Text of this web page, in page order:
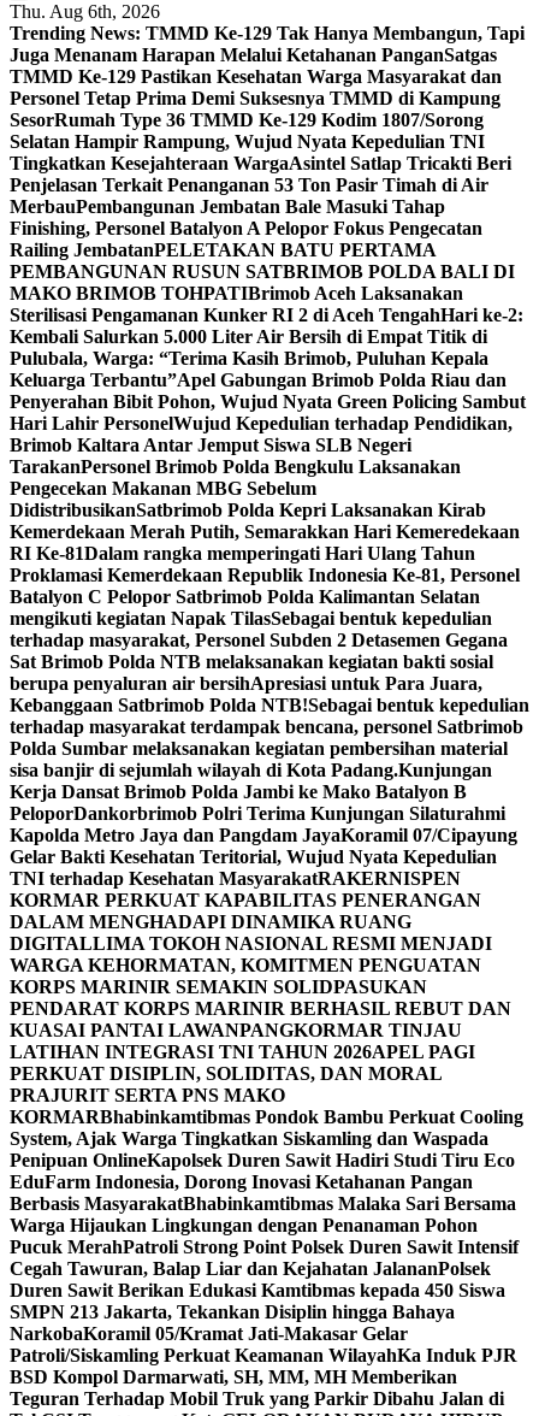
Thu. Aug 6th, 2026
Trending News: TMMD Ke-129 Tak Hanya Membangun, Tapi
Juga Menanam Harapan Melalui Ketahanan PanganSatgas
TMMD Ke-129 Pastikan Kesehatan Warga Masyarakat dan
Personel Tetap Prima Demi Suksesnya TMMD di Kampung
SesorRumah Type 36 TMMD Ke-129 Kodim 1807/Sorong
Selatan Hampir Rampung, Wujud Nyata Kepedulian TNI
Tingkatkan Kesejahteraan WargaAsintel Satlap Tricakti Beri
Penjelasan Terkait Penanganan 53 Ton Pasir Timah di Air
MerbauPembangunan Jembatan Bale Masuki Tahap
Finishing, Personel Batalyon A Pelopor Fokus Pengecatan
Railing JembatanPELETAKAN BATU PERTAMA
PEMBANGUNAN RUSUN SATBRIMOB POLDA BALI DI
MAKO BRIMOB TOHPATIBrimob Aceh Laksanakan
Sterilisasi Pengamanan Kunker RI 2 di Aceh TengahHari ke-2:
Kembali Salurkan 5.000 Liter Air Bersih di Empat Titik di
Pulubala, Warga: “Terima Kasih Brimob, Puluhan Kepala
Keluarga Terbantu”Apel Gabungan Brimob Polda Riau dan
Penyerahan Bibit Pohon, Wujud Nyata Green Policing Sambut
Hari Lahir PersonelWujud Kepedulian terhadap Pendidikan,
Brimob Kaltara Antar Jemput Siswa SLB Negeri
TarakanPersonel Brimob Polda Bengkulu Laksanakan
Pengecekan Makanan MBG Sebelum
DidistribusikanSatbrimob Polda Kepri Laksanakan Kirab
Kemerdekaan Merah Putih, Semarakkan Hari Kemeredekaan
RI Ke-81Dalam rangka memperingati Hari Ulang Tahun
Proklamasi Kemerdekaan Republik Indonesia Ke-81, Personel
Batalyon C Pelopor Satbrimob Polda Kalimantan Selatan
mengikuti kegiatan Napak TilasSebagai bentuk kepedulian
terhadap masyarakat, Personel Subden 2 Detasemen Gegana
Sat Brimob Polda NTB melaksanakan kegiatan bakti sosial
berupa penyaluran air bersihApresiasi untuk Para Juara,
Kebanggaan Satbrimob Polda NTB!Sebagai bentuk kepedulian
terhadap masyarakat terdampak bencana, personel Satbrimob
Polda Sumbar melaksanakan kegiatan pembersihan material
sisa banjir di sejumlah wilayah di Kota Padang.Kunjungan
Kerja Dansat Brimob Polda Jambi ke Mako Batalyon B
PeloporDankorbrimob Polri Terima Kunjungan Silaturahmi
Kapolda Metro Jaya dan Pangdam JayaKoramil 07/Cipayung
Gelar Bakti Kesehatan Teritorial, Wujud Nyata Kepedulian
TNI terhadap Kesehatan MasyarakatRAKERNISPEN
KORMAR PERKUAT KAPABILITAS PENERANGAN
DALAM MENGHADAPI DINAMIKA RUANG
DIGITALLIMA TOKOH NASIONAL RESMI MENJADI
WARGA KEHORMATAN, KOMITMEN PENGUATAN
KORPS MARINIR SEMAKIN SOLIDPASUKAN
PENDARAT KORPS MARINIR BERHASIL REBUT DAN
KUASAI PANTAI LAWANPANGKORMAR TINJAU
LATIHAN INTEGRASI TNI TAHUN 2026APEL PAGI
PERKUAT DISIPLIN, SOLIDITAS, DAN MORAL
PRAJURIT SERTA PNS MAKO
KORMARBhabinkamtibmas Pondok Bambu Perkuat Cooling
System, Ajak Warga Tingkatkan Siskamling dan Waspada
Penipuan OnlineKapolsek Duren Sawit Hadiri Studi Tiru Eco
EduFarm Indonesia, Dorong Inovasi Ketahanan Pangan
Berbasis MasyarakatBhabinkamtibmas Malaka Sari Bersama
Warga Hijaukan Lingkungan dengan Penanaman Pohon
Pucuk MerahPatroli Strong Point Polsek Duren Sawit Intensif
Cegah Tawuran, Balap Liar dan Kejahatan JalananPolsek
Duren Sawit Berikan Edukasi Kamtibmas kepada 450 Siswa
SMPN 213 Jakarta, Tekankan Disiplin hingga Bahaya
NarkobaKoramil 05/Kramat Jati-Makasar Gelar
Patroli/Siskamling Perkuat Keamanan WilayahKa Induk PJR
BSD Kompol Darmarwati, SH, MM, MH Memberikan
Teguran Terhadap Mobil Truk yang Parkir Dibahu Jalan di